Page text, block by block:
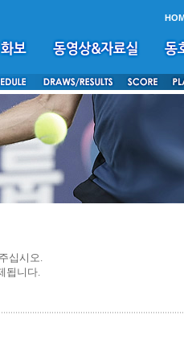
십시오.
됩니다.